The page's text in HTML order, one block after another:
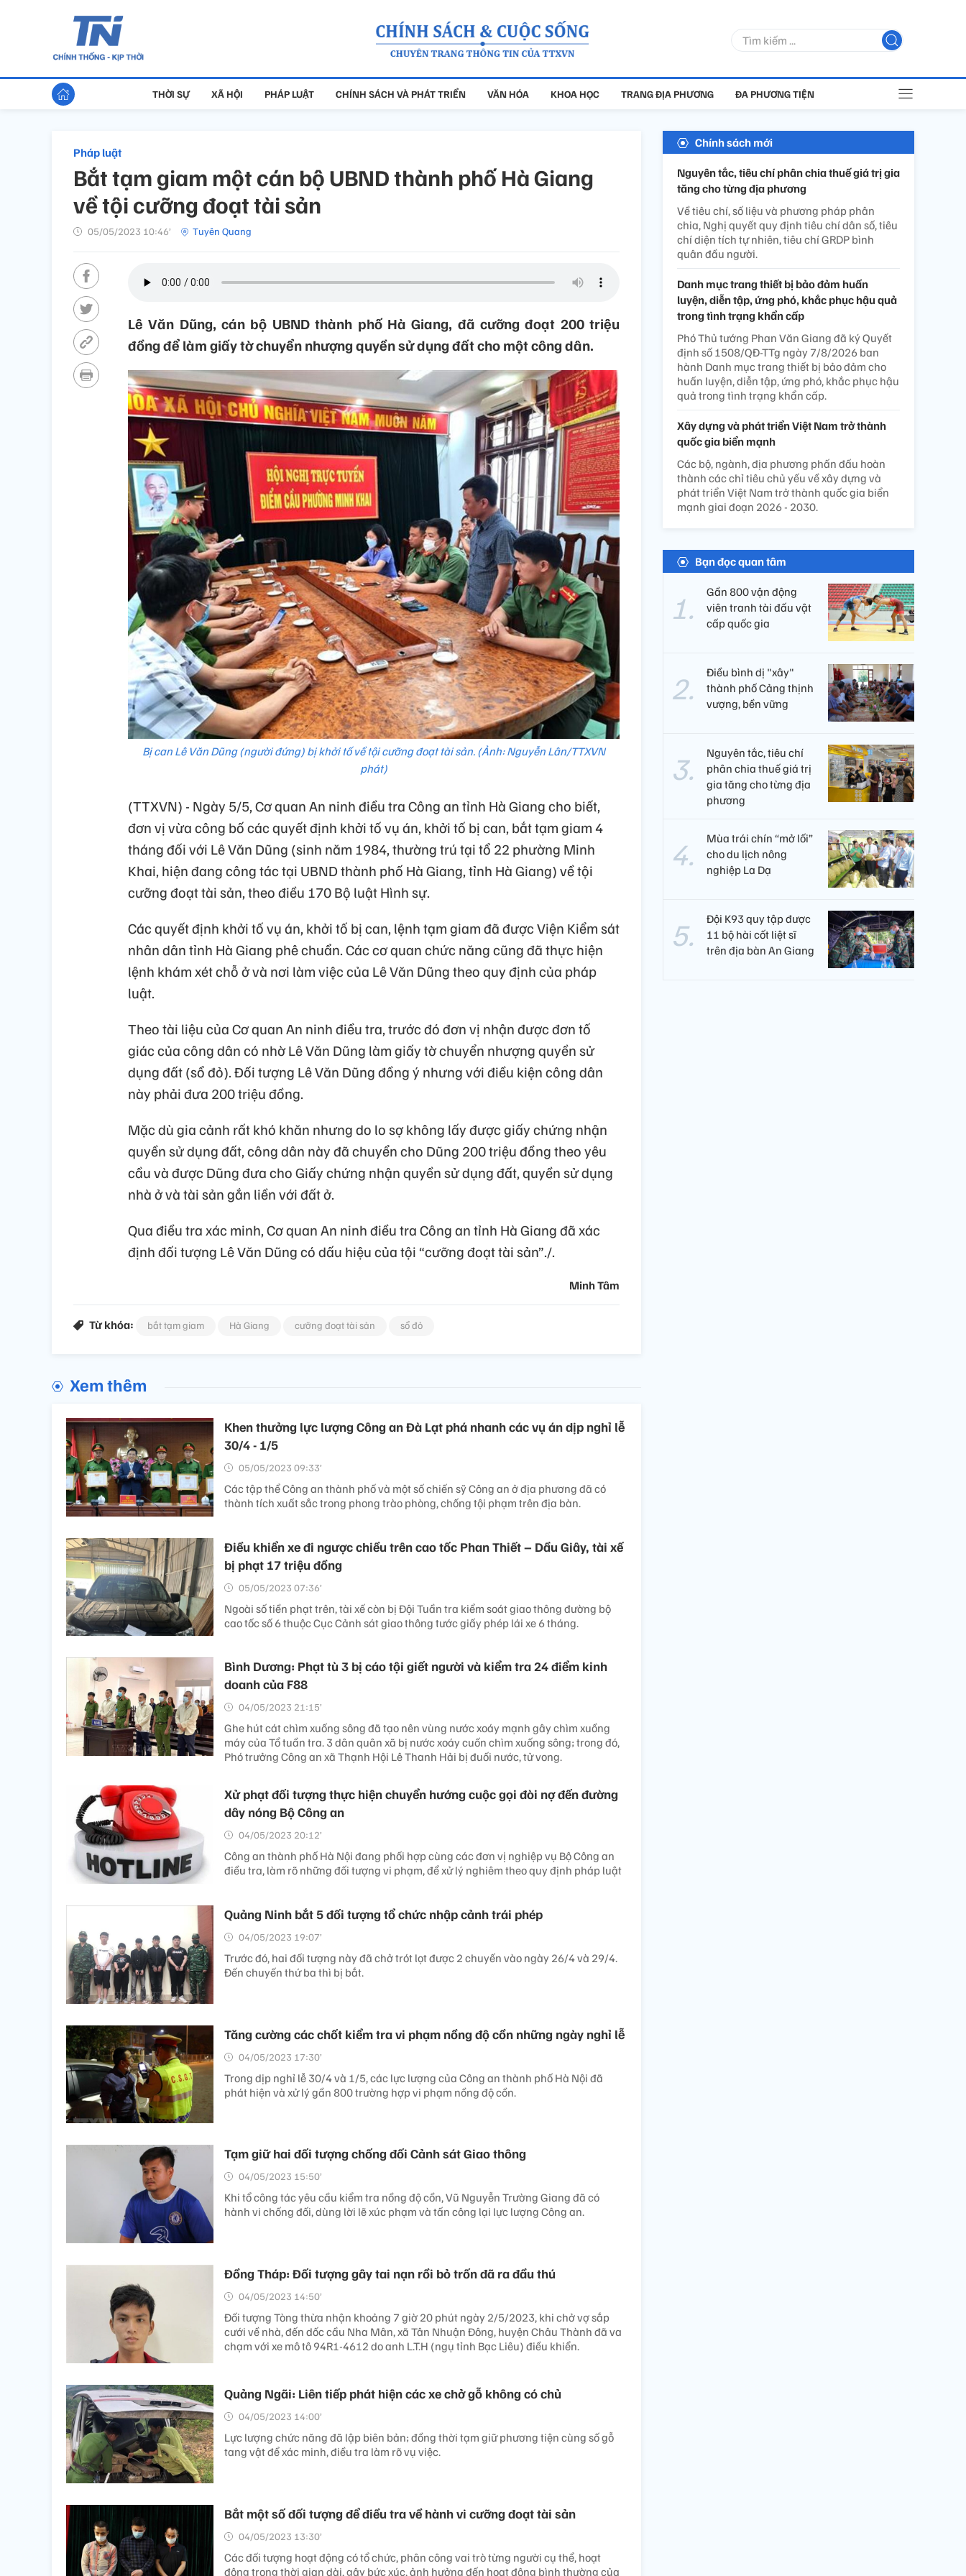
THỜI SỰ XÃ HỘI PHÁP LUẬT CHÍNH SÁCH VÀ PHÁT TRIỂN VĂN HÓA KHOA HỌC TRANG ĐỊA PHƯƠNG ĐA PHƯƠNG TIỆN
Pháp luật
Bắt tạm giam một cán bộ UBND thành phố Hà Giang
về tội cưỡng đoạt tài sản
05/05/2023 10:46’ Tuyên Quang
Lê Văn Dũng, cán bộ UBND thành phố Hà Giang, đã cưỡng đoạt 200 triệu
đồng để làm giấy tờ chuyển nhượng quyền sử dụng đất cho một công dân.
Bị can Lê Văn Dũng (người đứng) bị khởi tố về tội cưỡng đoạt tài sản. (Ảnh: Nguyễn Lân/TTXVN
phát)
(TTXVN) - Ngày 5/5, Cơ quan An ninh điều tra Công an tỉnh Hà Giang cho biết,
đơn vị vừa công bố các quyết định khởi tố vụ án, khởi tố bị can, bắt tạm giam 4
tháng đối với Lê Văn Dũng (sinh năm 1984, thường trú tại tổ 22 phường Minh
Khai, hiện đang công tác tại UBND thành phố Hà Giang, tỉnh Hà Giang) về tội
cưỡng đoạt tài sản, theo điều 170 Bộ luật Hình sự.
Các quyết định khởi tố vụ án, khởi tố bị can, lệnh tạm giam đã được Viện Kiểm sát
nhân dân tỉnh Hà Giang phê chuẩn. Các cơ quan chức năng cũng đã thực hiện
lệnh khám xét chỗ ở và nơi làm việc của Lê Văn Dũng theo quy định của pháp
luật.
Theo tài liệu của Cơ quan An ninh điều tra, trước đó đơn vị nhận được đơn tố
giác của công dân có nhờ Lê Văn Dũng làm giấy tờ chuyển nhượng quyền sử
dụng đất (sổ đỏ). Đối tượng Lê Văn Dũng đồng ý nhưng với điều kiện công dân
này phải đưa 200 triệu đồng.
Mặc dù gia cảnh rất khó khăn nhưng do lo sợ không lấy được giấy chứng nhận
quyền sử dụng đất, công dân này đã chuyển cho Dũng 200 triệu đồng theo yêu
cầu và được Dũng đưa cho Giấy chứng nhận quyền sử dụng đất, quyền sử dụng
nhà ở và tài sản gắn liền với đất ở.
Qua điều tra xác minh, Cơ quan An ninh điều tra Công an tỉnh Hà Giang đã xác
định đối tượng Lê Văn Dũng có dấu hiệu của tội “cưỡng đoạt tài sản”./.
Minh Tâm
Từ khóa: bắt tạm giam Hà Giang cưỡng đoạt tài sản sổ đỏ
Xem thêm
Khen thưởng lực lượng Công an Đà Lạt phá nhanh các vụ án dịp nghỉ lễ
30/4 - 1/5
05/05/2023 09:33’
Các tập thể Công an thành phố và một số chiến sỹ Công an ở địa phương đã có
thành tích xuất sắc trong phong trào phòng, chống tội phạm trên địa bàn.
Điều khiển xe đi ngược chiều trên cao tốc Phan Thiết – Dầu Giây, tài xế
bị phạt 17 triệu đồng
05/05/2023 07:36’
Ngoài số tiền phạt trên, tài xế còn bị Đội Tuần tra kiểm soát giao thông đường bộ
cao tốc số 6 thuộc Cục Cảnh sát giao thông tước giấy phép lái xe 6 tháng.
Bình Dương: Phạt tù 3 bị cáo tội giết người và kiểm tra 24 điểm kinh
doanh của F88
04/05/2023 21:15’
Ghe hút cát chìm xuống sông đã tạo nên vùng nước xoáy mạnh gây chìm xuồng
máy của Tổ tuần tra. 3 dân quân xã bị nước xoáy cuốn chìm xuống sông; trong đó,
Phó trưởng Công an xã Thạnh Hội Lê Thanh Hải bị đuối nước, tử vong.
Xử phạt đối tượng thực hiện chuyển hướng cuộc gọi đòi nợ đến đường
dây nóng Bộ Công an
04/05/2023 20:12’
Công an thành phố Hà Nội đang phối hợp cùng các đơn vị nghiệp vụ Bộ Công an
điều tra, làm rõ những đối tượng vi phạm, để xử lý nghiêm theo quy định pháp luật
Quảng Ninh bắt 5 đối tượng tổ chức nhập cảnh trái phép
04/05/2023 19:07’
Trước đó, hai đối tượng này đã chở trót lọt được 2 chuyến vào ngày 26/4 và 29/4.
Đến chuyến thứ ba thì bị bắt.
Tăng cường các chốt kiểm tra vi phạm nồng độ cồn những ngày nghỉ lễ
04/05/2023 17:30’
Trong dịp nghỉ lễ 30/4 và 1/5, các lực lượng của Công an thành phố Hà Nội đã
phát hiện và xử lý gần 800 trường hợp vi phạm nồng độ cồn.
Tạm giữ hai đối tượng chống đối Cảnh sát Giao thông
04/05/2023 15:50’
Khi tổ công tác yêu cầu kiểm tra nồng độ cồn, Vũ Nguyễn Trường Giang đã có
hành vi chống đối, dùng lời lẽ xúc phạm và tấn công lại lực lượng Công an.
Đồng Tháp: Đối tượng gây tai nạn rồi bỏ trốn đã ra đầu thú
04/05/2023 14:50’
Đối tượng Tòng thừa nhận khoảng 7 giờ 20 phút ngày 2/5/2023, khi chở vợ sắp
cưới về nhà, đến dốc cầu Nha Mân, xã Tân Nhuận Đông, huyện Châu Thành đã va
chạm với xe mô tô 94R1-4612 do anh L.T.H (ngụ tỉnh Bạc Liêu) điều khiển.
Quảng Ngãi: Liên tiếp phát hiện các xe chở gỗ không có chủ
04/05/2023 14:00’
Lực lượng chức năng đã lập biên bản; đồng thời tạm giữ phương tiện cùng số gỗ
tang vật để xác minh, điều tra làm rõ vụ việc.
Bắt một số đối tượng để điều tra về hành vi cưỡng đoạt tài sản
04/05/2023 13:30’
Các đối tượng hoạt động có tổ chức, phân công vai trò từng người cụ thể, hoạt
động trong thời gian dài, gây bức xúc, ảnh hưởng đến hoạt động bình thường của
Chính sách mới
Nguyên tắc, tiêu chí phân chia thuế giá trị gia
tăng cho từng địa phương
Về tiêu chí, số liệu và phương pháp phân
chia, Nghị quyết quy định tiêu chí dân số, tiêu
chí diện tích tự nhiên, tiêu chí GRDP bình
quân đầu người.
Danh mục trang thiết bị bảo đảm huấn
luyện, diễn tập, ứng phó, khắc phục hậu quả
trong tình trạng khẩn cấp
Phó Thủ tướng Phan Văn Giang đã ký Quyết
định số 1508/QĐ-TTg ngày 7/8/2026 ban
hành Danh mục trang thiết bị bảo đảm cho
huấn luyện, diễn tập, ứng phó, khắc phục hậu
quả trong tình trạng khẩn cấp.
Xây dựng và phát triển Việt Nam trở thành
quốc gia biển mạnh
Các bộ, ngành, địa phương phấn đấu hoàn
thành các chỉ tiêu chủ yếu về xây dựng và
phát triển Việt Nam trở thành quốc gia biển
mạnh giai đoạn 2026 - 2030.
Bạn đọc quan tâm
Gần 800 vận động
viên tranh tài đấu vật
cấp quốc gia
Điều bình dị "xây"
thành phố Cảng thịnh
vượng, bền vững
Nguyên tắc, tiêu chí
phân chia thuế giá trị
gia tăng cho từng địa
phương
Mùa trái chín “mở lối”
cho du lịch nông
nghiệp La Dạ
Đội K93 quy tập được
11 bộ hài cốt liệt sĩ
trên địa bàn An Giang